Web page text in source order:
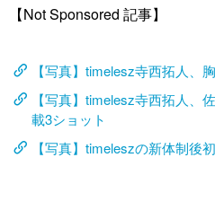
【Not Sponsored 記事】
【写真】timelesz寺西拓人、
【写真】timelesz寺西拓人、
載3ショット
【写真】timeleszの新体制後